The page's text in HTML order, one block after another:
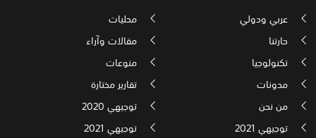
عربي ودولي
محليات
حارتنا
مقالات وآراء
تكنولوجيا
منوعات
مدونات
تقارير مختارة
من نحن
توجيهي 2020
توجيهي 2021
توجيهي 2021